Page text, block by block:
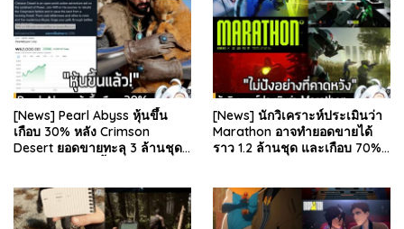
[News] Pearl Abyss หุ้นขึ้น
เกือบ 30% หลัง Crimson
Desert ยอดขายทะลุ 3 ล้านชุด
[News] นักวิเคราะห์ประเมินว่า
Marathon อาจทำยอดขายได้
ราว 1.2 ล้านชุด และเกือบ 70%